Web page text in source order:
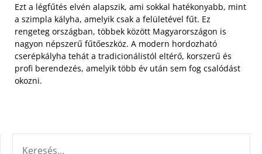
Ezt a légfűtés elvén alapszik, ami sokkal hatékonyabb, mint
a szimpla kályha, amelyik csak a felületével fűt. Ez
rengeteg országban, többek között Magyarországon is
nagyon népszerű fűtőeszköz. A modern hordozható
cserépkályha tehát a tradicionálistól eltérő, korszerű és
profi berendezés, amelyik több év után sem fog csalódást
okozni.